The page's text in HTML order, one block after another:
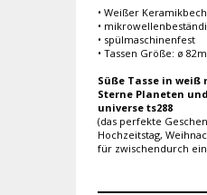
• Weißer
•
• spülmaschinenfest
• Tassen Größe: ø
Süße Tasse in weiß
Sterne Planeten
universe ts288
(das perfekte
Hochzeitstag,
für zwischendurch